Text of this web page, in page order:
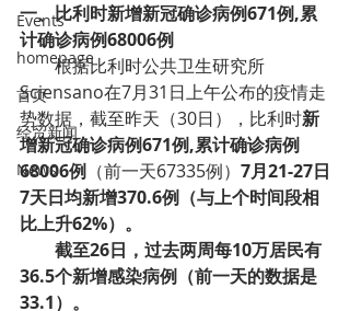
Events
homepage
首页
经贸新闻
News
一、比利时新增新冠确诊病例671例,累
计确诊病例68006例
根据比利时公共卫生研究所
Sciensano在7月31日上午公布的疫情走
势数据，截至昨天（30日），比利时新
增新冠确诊病例671例,累计确诊病例
68006例 （前一天67335例） 7月21-27日
7天日均新增370.6例（与上个时间段相
比上升62%）。
截至26日，过去两周每10万居民有
36.5个新增感染病例（前一天的数据是
33.1）。